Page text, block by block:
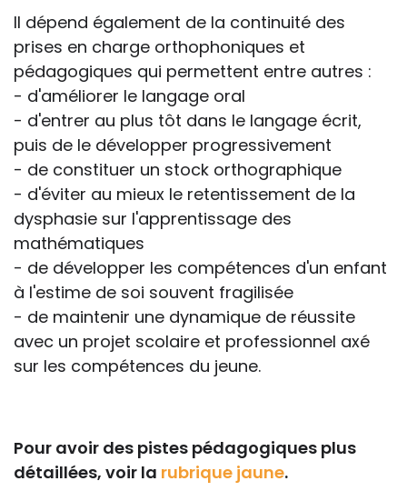
Il dépend également de la continuité des
prises en charge orthophoniques et
pédagogiques qui permettent entre autres :
- d'améliorer le langage oral
- d'entrer au plus tôt dans le langage écrit,
puis de le développer progressivement
- de constituer un stock orthographique
- d'éviter au mieux le retentissement de la
dysphasie sur l'apprentissage des
mathématiques
- de développer les compétences d'un enfant
à l'estime de soi souvent fragilisée
- de maintenir une dynamique de réussite
avec un projet scolaire et professionnel axé
sur les compétences du jeune.
Pour avoir des pistes pédagogiques plus
détaillées, voir la rubrique jaune.